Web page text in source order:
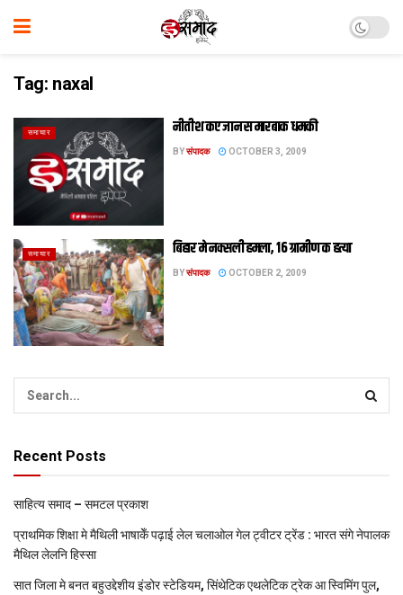
Tag: naxal
समाचार नीतीश कए जान स मारबाक धमकी
BYसंपादक OCTOBER 3, 2009
समाचार बिहार मे नक्सली हमला, 16 ग्रामीण क हत्या
BYसंपादक OCTOBER 2, 2009
Recent Posts
साहित्य समाद – समटल प्रकाश
प्राथमिक शि‍क्षा मे मैथि‍ली भाषाकेँ पढ़ाई लेल चलाओल गेल ट्वीटर ट्रेंड : भारत संगे नेपालक
मैथिल लेलनि हिस्सा
सात जिला मे बनत बहुउद्देशीय इंडोर स्‍टेडि‍यम, सिंथेटिक एथलेटिक ट्रेक आ स्विमिंग पुल,